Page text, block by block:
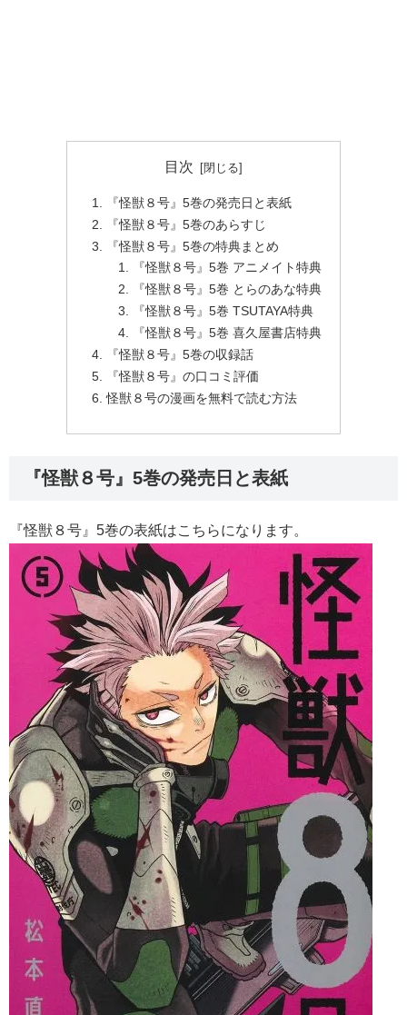
目次
『怪獣８号』5巻の発売日と表紙
『怪獣８号』5巻のあらすじ
『怪獣８号』5巻の特典まとめ
『怪獣８号』5巻 アニメイト特典
『怪獣８号』5巻 とらのあな特典
『怪獣８号』5巻 TSUTAYA特典
『怪獣８号』5巻 喜久屋書店特典
『怪獣８号』5巻の収録話
『怪獣８号』の口コミ評価
怪獣８号の漫画を無料で読む方法
『怪獣８号』5巻の発売日と表紙
『怪獣８号』5巻の表紙はこちらになります。